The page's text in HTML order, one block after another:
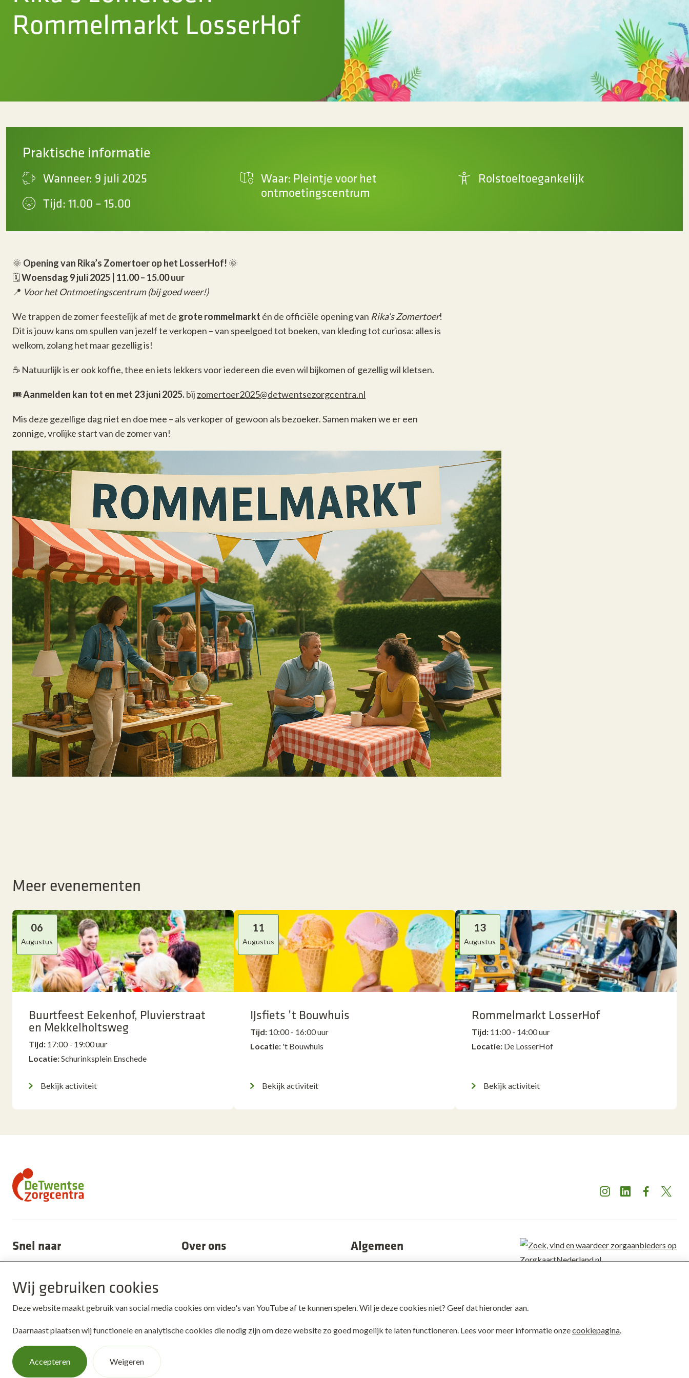
Rommelmarkt LosserHof
Praktische informatie
Wanneer: 9 juli 2025
Tijd: 11.00 – 15.00
Waar: Pleintje voor het
ontmoetingscentrum
Rolstoeltoegankelijk
🌞 Opening van Rika’s Zomertoer op het LosserHof! 🌞
🗓Woensdag 9 juli 2025 | 11.00 – 15.00 uur
📍 Voor het Ontmoetingscentrum (bij goed weer!)
We trappen de zomer feestelijk af met de grote rommelmarkt én de officiële opening van Rika’s Zomertoer!
Dit is jouw kans om spullen van jezelf te verkopen – van speelgoed tot boeken, van kleding tot curiosa: alles is
welkom, zolang het maar gezellig is!
☕ Natuurlijk is er ook koffie, thee en iets lekkers voor iedereen die even wil bijkomen of gezellig wil kletsen.
🎟Aanmelden kan tot en met 23 juni 2025.bij zomertoer2025@detwentsezorgcentra.nl
Mis deze gezellige dag niet en doe mee – als verkoper of gewoon als bezoeker. Samen maken we er een
zonnige, vrolijke start van de zomer van!
Meer evenementen
06
Augustus
Buurtfeest Eekenhof, Pluvierstraat
en Mekkelholtsweg
Tijd: 17:00 - 19:00 uur
Locatie:Schurinksplein Enschede
Bekijk activiteit
11
Augustus
IJsfiets ’t Bouwhuis
Tijd: 10:00 - 16:00 uur
Locatie: 't Bouwhuis
Bekijk activiteit
13
Augustus
Rommelmarkt LosserHof
Tijd: 11:00 - 14:00 uur
Locatie: De LosserHof
Bekijk activiteit
InstagramLinkedInFacebook
X
Snel naar
Aanmelden
Kosten
Contact
Over ons
Medezeggenschap
Werken bij
Algemeen
Cookies
JOP | medewerkers
Wij gebruiken cookies
Deze website maakt gebruik van social media cookies om video's van YouTube af te kunnen spelen. Wil je deze cookies niet? Geef dat hieronder aan.
Daarnaast plaatsen wij functionele en analytische cookies die nodig zijn om deze website zo goed mogelijk te laten functioneren. Lees voor meer informatie onzecookiepagina.
Accepteren Weigeren